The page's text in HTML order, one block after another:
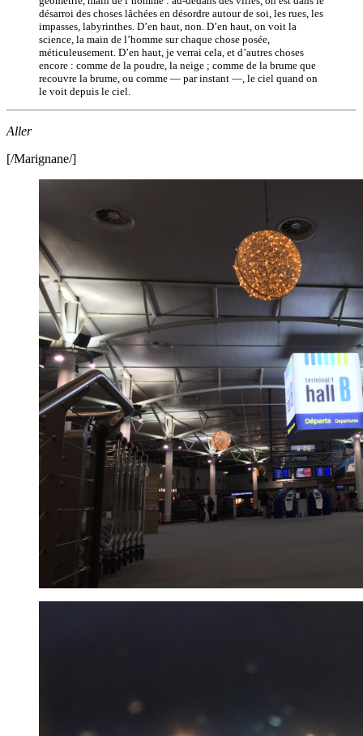
désarroi des choses lâchées en désordre autour de soi, les rues, les
impasses, labyrinthes. D’en haut, non. D’en haut, on voit la
science, la main de l’homme sur chaque chose posée,
méticuleusement. D’en haut, je verrai cela, et d’autres choses
encore : comme de la poudre, la neige ; comme de la brume que
recouvre la brume, ou comme — par instant —, le ciel quand on
le voit depuis le ciel.
Aller
[/Marignane/]